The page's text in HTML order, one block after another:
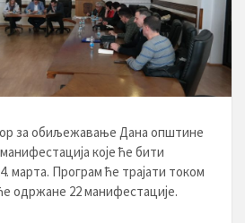
за обиљежавање Дана општине
које ће бити
марта. Програм ће трајати током
одржане 22 манифестације.